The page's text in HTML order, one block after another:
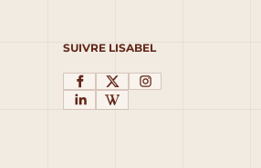
SUIVRE LISABEL